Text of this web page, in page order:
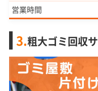
営業時間
3.粗大ゴミ回収